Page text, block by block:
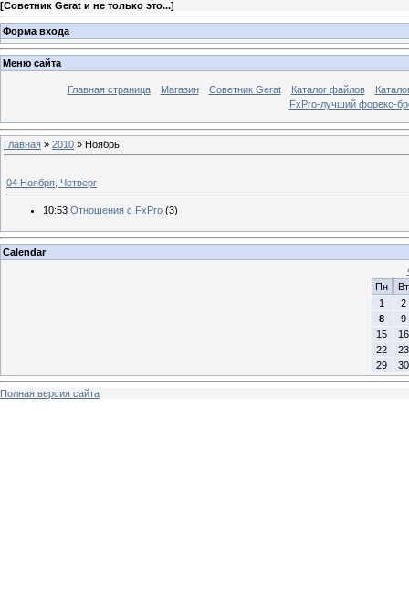
[Советник Gerat и не только это...]
Форма входа
Меню сайта
Главная страница Магазин Советник Gerat Каталог файлов
FxPro-лучший форекс-
Главная » 2010 » Ноябрь
04 Ноября, Четверг
10:53 Отношения с FxPro (3)
Calendar
Пн
Вт
1
2
8
9
15
16
22
23
29
30
Полная версия сайта